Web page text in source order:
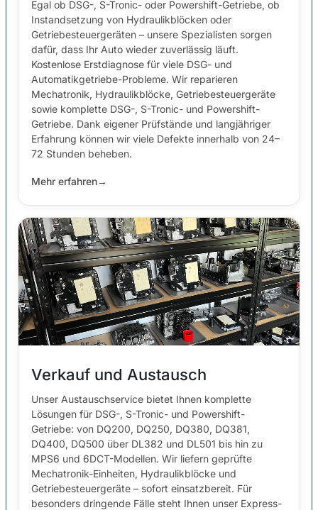
Egal ob DSG-, S-Tronic- oder Powershift-Getriebe, ob
Instandsetzung von Hydraulikblöcken oder
Getriebesteuergeräten – unsere Spezialisten sorgen
dafür, dass Ihr Auto wieder zuverlässig läuft.
Kostenlose Erstdiagnose für viele DSG- und
Automatikgetriebe-Probleme. Wir reparieren
Mechatronik, Hydraulikblöcke, Getriebesteuergeräte
sowie komplette DSG-, S-Tronic- und Powershift-
Getriebe. Dank eigener Prüfstände und langjähriger
Erfahrung können wir viele Defekte innerhalb von 24–
72 Stunden beheben.
Mehr erfahren→
Verkauf und Austausch
Unser Austauschservice bietet Ihnen komplette
Lösungen für DSG-, S-Tronic- und Powershift-
Getriebe: von DQ200, DQ250, DQ380, DQ381,
DQ400, DQ500 über DL382 und DL501 bis hin zu
MPS6 und 6DCT-Modellen. Wir liefern geprüfte
Mechatronik-Einheiten, Hydraulikblöcke und
Getriebesteuergeräte – sofort einsatzbereit. Für
besonders dringende Fälle steht Ihnen unser Express-